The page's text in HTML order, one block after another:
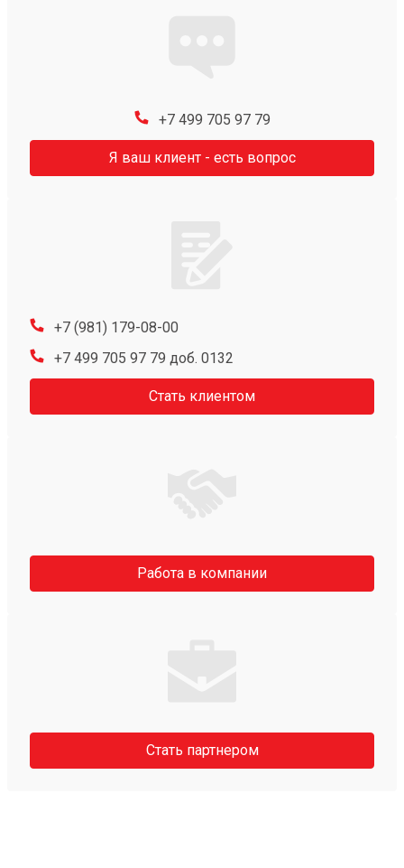
+7 499 705 97 79
Я ваш клиент - есть вопрос
+7 (981) 179-08-00
+7 499 705 97 79 доб. 0132
Стать клиентом
Работа в компании
Стать партнером